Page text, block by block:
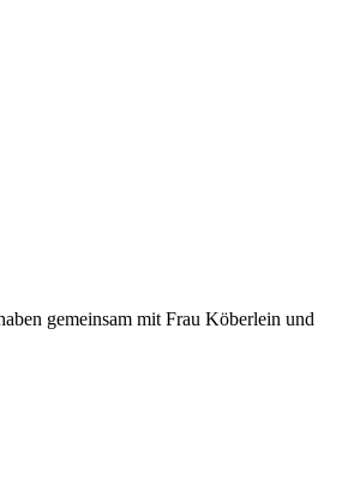
gemeinsam mit Frau Köberlein und